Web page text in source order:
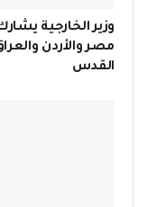
وزير الخارجية
مصر والأردن
القدس